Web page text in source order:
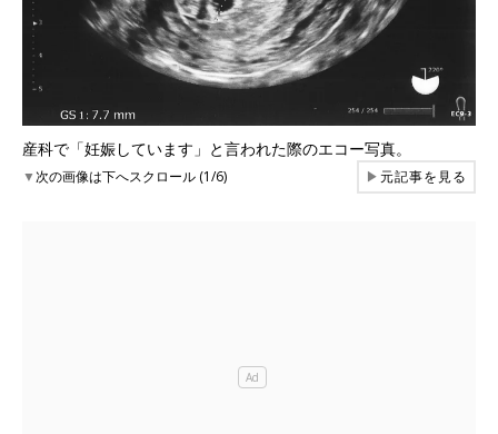
産科で「妊娠しています」と言われた際のエコー写真。
▼次の画像は下へスクロール (1/6) ▶元記事を見る